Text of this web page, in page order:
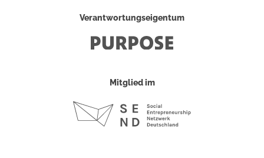
Verantwortungseigentum
Mitglied im